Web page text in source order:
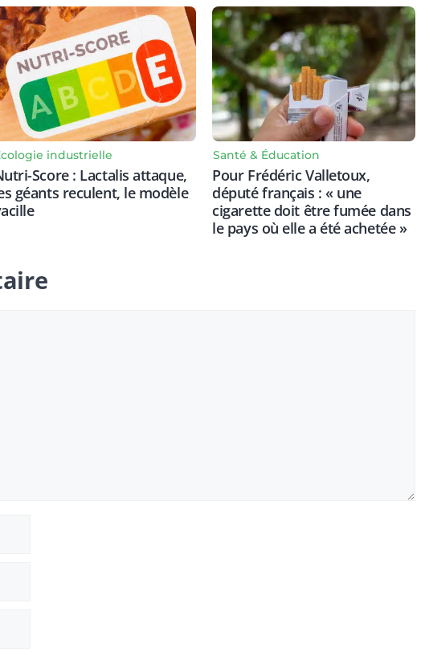
industrielle
Score : Lactalis attaque,
géants reculent, le modèle
Santé & Éducation
Pour Frédéric Valletoux,
député français : « une
cigarette doit être fumée dans
le pays où elle a été achetée »